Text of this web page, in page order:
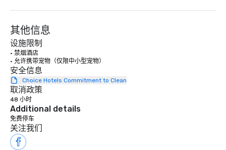
其他信息
设施限制
· 禁烟酒店
· 允许携带宠物（仅限中小型宠物）
安全信息
Choice Hotels Commitment to Clean
取消政策
48 小时
Additional details
免费停车
关注我们